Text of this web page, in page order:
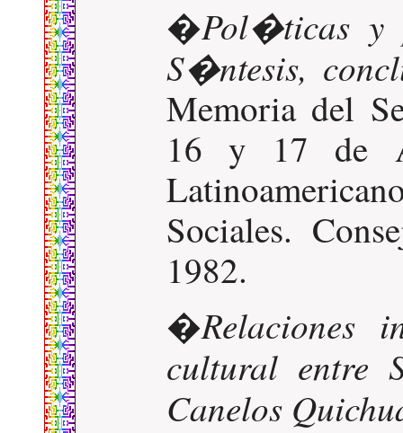
�Pol�ticas y
S�ntesis,
Memoria del
16 y 17 de
Sociales.
1982.
�Relaciones
cultural entre
Canelos